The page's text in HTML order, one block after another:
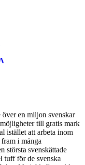
en miljon svenskar
till gratis mark
istället att arbeta inom
i många
största svenskättade
tuff för de svenska